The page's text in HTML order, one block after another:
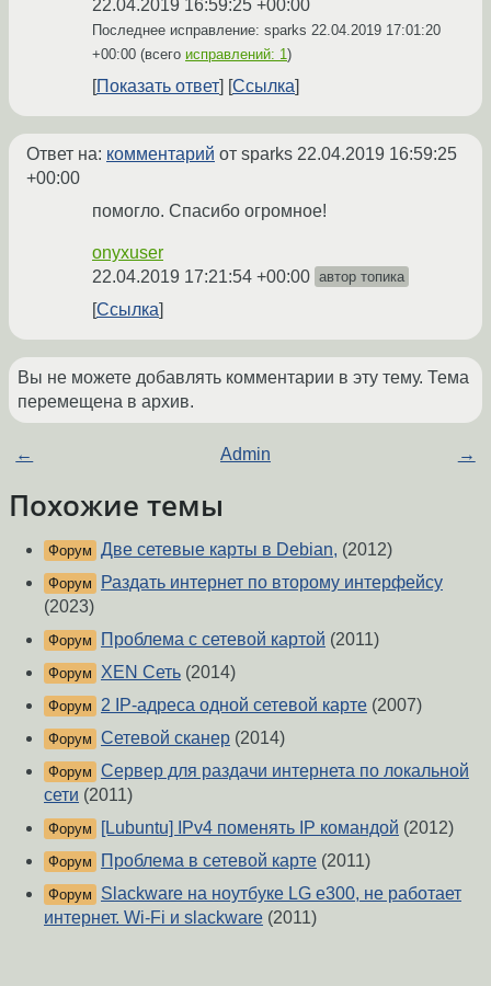
22.04.2019 16:59:25 +00:00
Последнее исправление: sparks 22.04.2019 17:01:20
+00:00 (всего исправлений: 1)
Показать ответ Ссылка
Ответ на: комментарий от sparks 22.04.2019 16:59:25
+00:00
помогло. Спасибо огромное!
onyxuser
22.04.2019 17:21:54 +00:00 автор топика
Ссылка
Вы не можете добавлять комментарии в эту тему. Тема
перемещена в архив.
← Admin →
Похожие темы
Форум Две сетевые карты в Debian, (2012)
Форум
Раздать интернет по второму интерфейсу
(2023)
Форум Проблема с сетевой картой (2011)
Форум XEN Сеть (2014)
Форум 2 IP-адреса одной сетевой карте (2007)
Форум Сетевой сканер (2014)
Форум Сервер для раздачи интернета по локальной
сети (2011)
Форум [Lubuntu] IPv4 поменять IP командой (2012)
Форум Проблема в сетевой карте (2011)
Форум
Slackware на ноутбуке LG e300, не работает
интернет. Wi-Fi и slackware (2011)